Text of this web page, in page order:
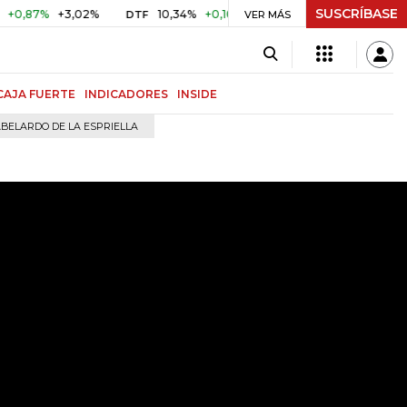
+3,02% DTF 10,34% +0,10% +0,98% UVR $ 416,91 +$ 0,05
VER MÁS SUSCRÍBASE
FUERTE INDICADORES INSIDE
DE LA ESPRIELLA